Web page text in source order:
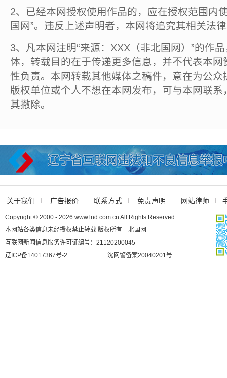
2、已经本网授权使用作品的，应在授权范围内
国网”。违反上述声明者，本网将追究其相关法
3、凡本网注明“来源：XXX（非北国网）”的作
体，转载目的在于传递更多信息，并不代表本
性负责。本网转载其他媒体之稿件，意在为公
版权单位或个人不想在本网发布，可与本网联
其撤除。
关于我们 广告报价 联系方式 免责声明 网站律师
Copyright © 2000 - 2026 www.lnd.com.cn All Rights Reserved.
本网站各类信息未经授权禁止转载 版权所有 北国网
互联网新闻信息服务许可证编号：21120200045
辽ICP备14017367号-2
沈网警备案20040201号